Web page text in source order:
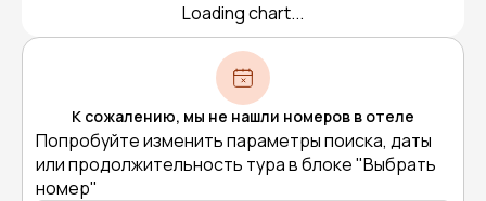
Loading chart...
К сожалению, мы не нашли номеров в отеле
Попробуйте изменить параметры поиска, даты
или продолжительность тура в блоке "Выбрать
номер"